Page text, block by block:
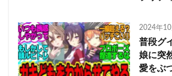
2024年10
普段グ
娘に突
愛をぶ